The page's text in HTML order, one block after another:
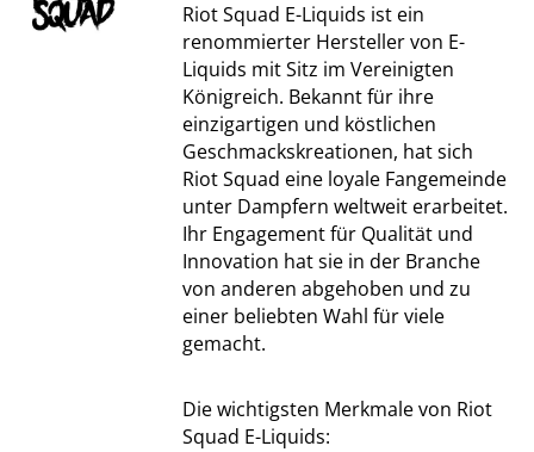
Riot Squad E-Liquids ist ein
renommierter Hersteller von E-
Liquids mit Sitz im Vereinigten
Königreich. Bekannt für ihre
einzigartigen und köstlichen
Geschmackskreationen, hat sich
Riot Squad eine loyale Fangemeinde
unter Dampfern weltweit erarbeitet.
Ihr Engagement für Qualität und
Innovation hat sie in der Branche
von anderen abgehoben und zu
einer beliebten Wahl für viele
gemacht.
Die wichtigsten Merkmale von Riot
Squad E-Liquids: